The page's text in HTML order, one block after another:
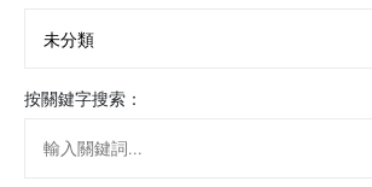
按關鍵字搜索：